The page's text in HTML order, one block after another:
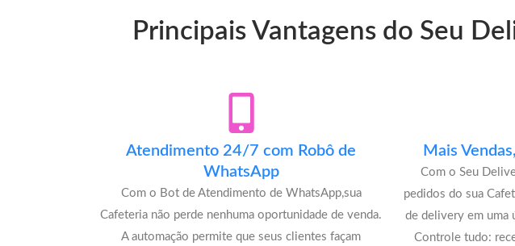
Principais Vantagens do Seu
Atendimento 24/7 com Robô de
WhatsApp
Com o Bot de Atendimento de WhatsApp,sua
Cafeteria não perde nenhuma oportunidade de venda.
A automação permite que seus clientes façam
Mais
Com o Seu
pedidos do sua
de delivery em uma
Controle tudo: